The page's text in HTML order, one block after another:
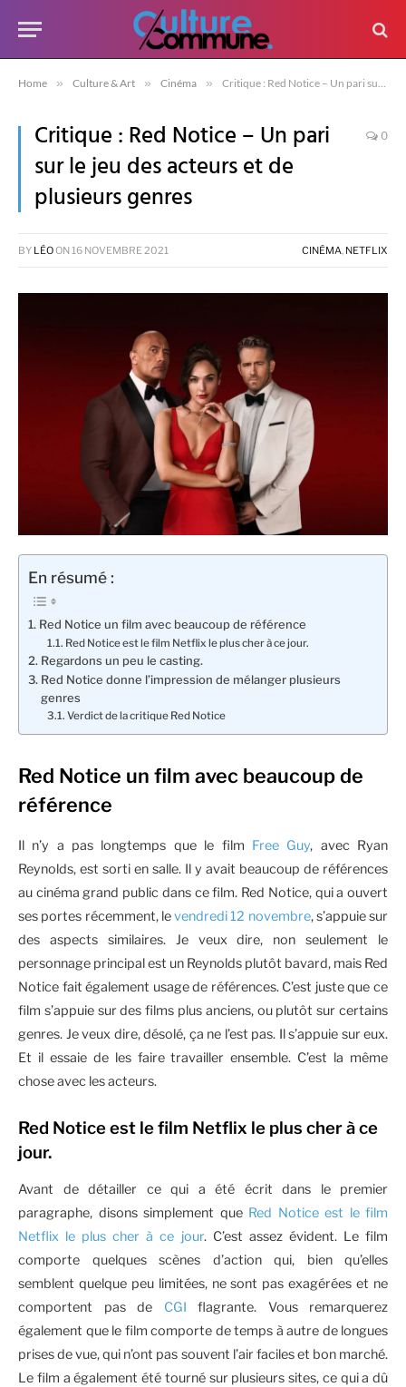
Home » Culture & Art » Cinéma » Critique : Red Notice – Un pari sur le jeu des acteurs et de plusieurs genres
Critique : Red Notice – Un pari
sur le jeu des acteurs et de
plusieurs genres
0
BY LÉOON 16 NOVEMBRE 2021 CINÉMA, NETFLIX
En résumé :
Red Notice un film avec beaucoup de référence
Red Notice est le film Netflix le plus cher à ce jour.
Regardons un peu le casting.
Red Notice donne l’impression de mélanger plusieurs
genres
Verdict de la critique Red Notice
Red Notice un film avec beaucoup de
référence
Il n’y a pas longtemps que le film Free Guy, avec Ryan
Reynolds, est sorti en salle. Il y avait beaucoup de références
au cinéma grand public dans ce film. Red Notice, qui a ouvert
ses portes récemment, levendredi 12 novembre, s’appuie sur
des aspects similaires. Je veux dire, non seulement le
personnage principal est un Reynolds plutôt bavard, mais Red
Notice fait également usage de références. C’est juste que ce
film s’appuie sur des films plus anciens, ou plutôt sur certains
genres. Je veux dire, désolé, ça ne l’est pas. Il s’appuie sur eux.
Et il essaie de les faire travailler ensemble. C’est la même
chose avec les acteurs.
Red Notice est le film Netflix le plus cher à ce
jour.
Avant de détailler ce qui a été écrit dans le premier
paragraphe, disons simplement que Red Notice est le film
Netflix le plus cher à ce jour. C’est assez évident. Le film
comporte quelques scènes d’action qui, bien qu’elles
semblent quelque peu limitées, ne sont pas exagérées et ne
comportent pas de CGI flagrante. Vous remarquerez
également que le film comporte de temps à autre de longues
prises de vue, qui n’ont pas souvent l’air faciles et bon marché.
Le film a également été tourné sur plusieurs sites, ce qui a dû